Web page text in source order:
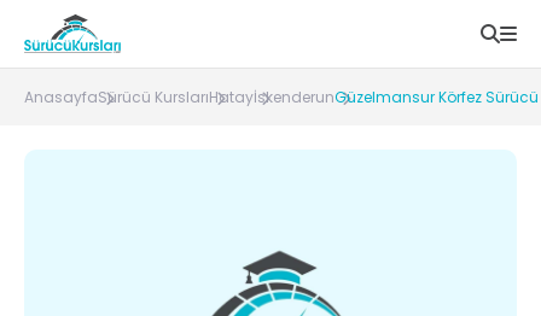
AnasayfaSürücü KurslarıHatayİskenderunGüzelmansur Körfez Sürücü